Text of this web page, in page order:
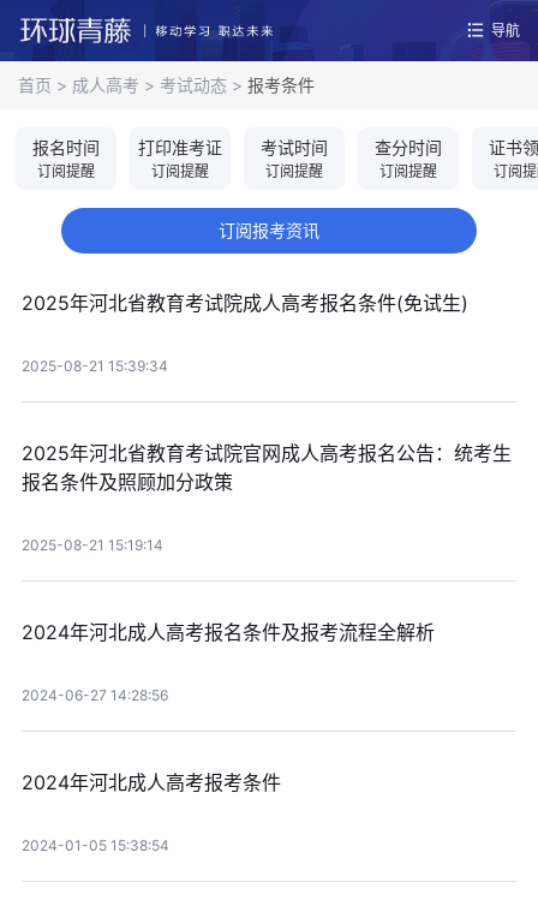
导航
首页 > 成人高考 > 考试动态 > 报考条件
报名时间
订阅提醒
打印准考证
订阅提醒
考试时间
订阅提醒
查分时间
订阅提醒
证书
订阅
订阅报考资讯
2025年河北省教育考试院成人高考报名条件(免试生)
2025-08-21 15:39:34
2025年河北省教育考试院官网成人高考报名公告：统考生
报名条件及照顾加分政策
2025-08-21 15:19:14
2024年河北成人高考报名条件及报考流程全解析
2024-06-27 14:28:56
2024年河北成人高考报考条件
2024-01-05 15:38:54